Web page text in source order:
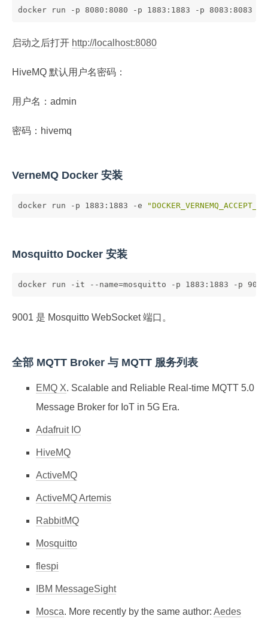
docker run -p 8080:8080 -p 1883:1883 -p 8083:8083
启动之后打开 http://localhost:8080
HiveMQ 默认用户名密码：
用户名：admin
密码：hivemq
VerneMQ Docker 安装
docker run -p 1883:1883 -e
Mosquitto Docker 安装
docker run -it --name=mosquitto -p 1883:1883 -p
9001 是 Mosquitto WebSocket 端口。
全部 MQTT Broker 与 MQTT 服务列表
EMQ X. Scalable and Reliable Real-time MQTT 5.0
Message Broker for IoT in 5G Era.
Adafruit IO
HiveMQ
ActiveMQ
ActiveMQ Artemis
RabbitMQ
Mosquitto
flespi
IBM MessageSight
Mosca. More recently by the same author: Aedes